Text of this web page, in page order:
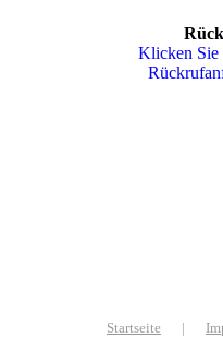
Klicken Sie
Startseite |